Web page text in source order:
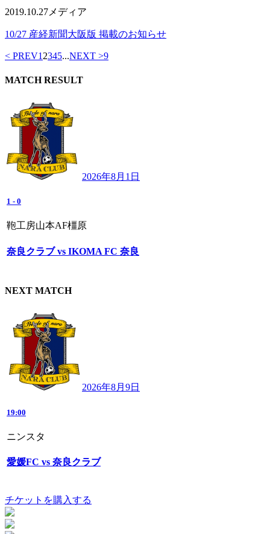
2019.10.27メディア
10/27 産経新聞大阪版 掲載のお知らせ
< PREV12345...NEXT >9
MATCH RESULT
2026年8月1日
1 - 0
鞄工房山本AF橿原
奈良クラブ vs IKOMA FC 奈良
NEXT MATCH
2026年8月9日
19:00
ニンスタ
愛媛FC vs 奈良クラブ
チケットを購入する